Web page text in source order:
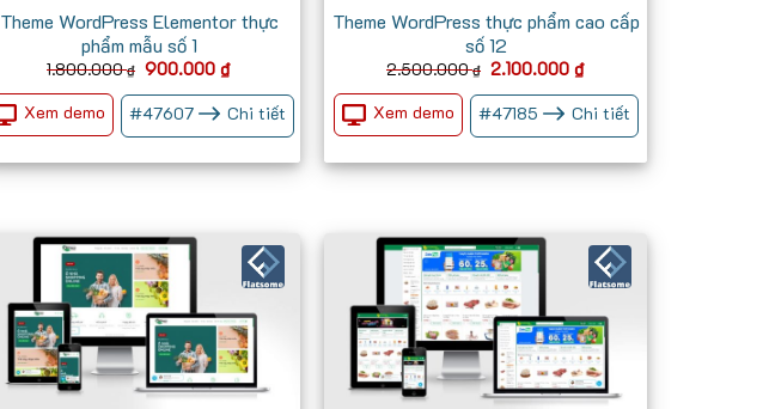
Theme WordPress Elementor thực
phẩm mẫu số 1
1.800.000₫ Giá
là:
1.800.000 ₫.
900.000 ₫Giá
hiện
tại
là:
900.000 ₫.
Xem demo #47607 Chi tiết
Theme WordPress thực phẩm cao cấp
số 12
2.500.000₫ Giá
là:
2.500.000 ₫.
2.100.000 ₫Giá
hiện
tại
là:
2.100.000 ₫.
Xem demo #47185 Chi tiết